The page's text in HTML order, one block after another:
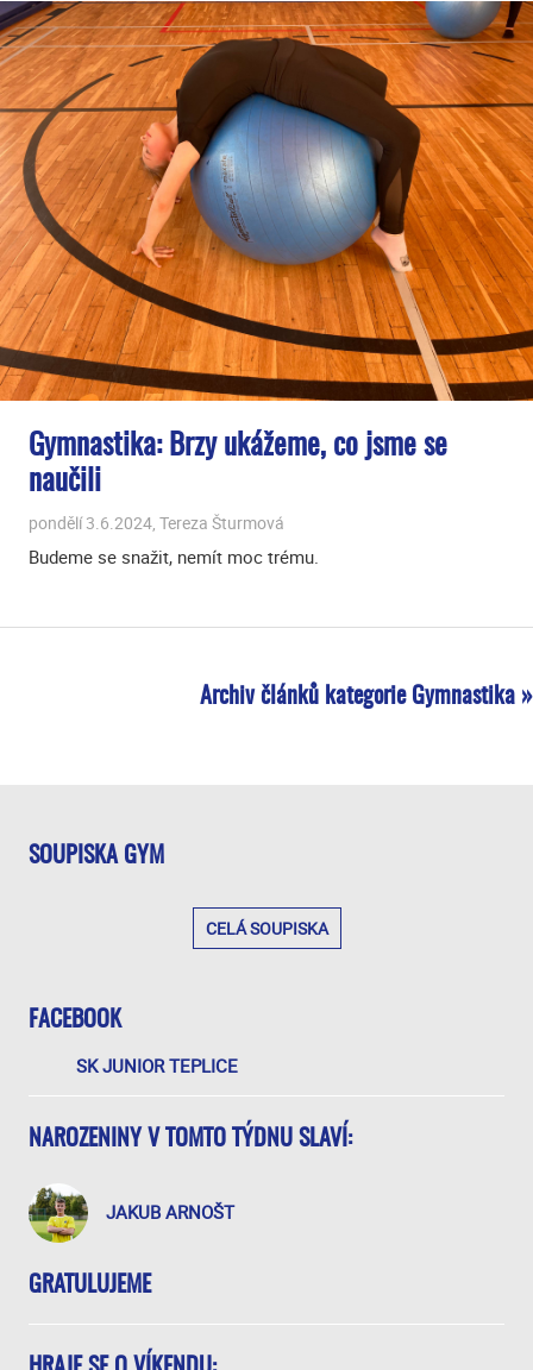
FACEBOOK
SK JUNIOR TEPLICE
NAROZENINY V TOMTO TÝDNU SLAVÍ:
JAKUB ARNOŠT
GRATULUJEME
Gymnastika: Brzy ukážeme, co jsme se
naučili
pondělí 3.6.2024, Tereza Šturmová
Budeme se snažit, nemít moc trému.
Archiv článků kategorie Gymnastika »
SOUPISKA GYM
CELÁ SOUPISKA